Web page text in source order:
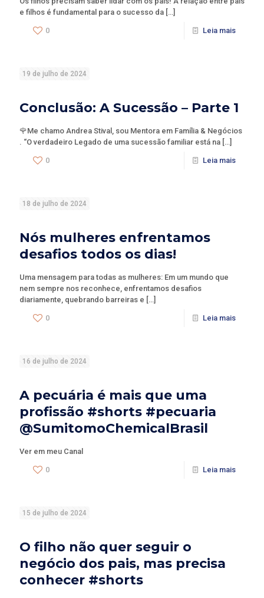
e filhos é fundamental para o sucesso da […]
0 Leia mais
19 de julho de 2024
Conclusão: A Sucessão – Parte 1
🌹Me chamo Andrea Stival, sou Mentora em Família & Negócios
. “O verdadeiro Legado de uma sucessão familiar está na […]
0 Leia mais
18 de julho de 2024
Nós mulheres enfrentamos
desafios todos os dias!
Uma mensagem para todas as mulheres: Em um mundo que
nem sempre nos reconhece, enfrentamos desafios
diariamente, quebrando barreiras e […]
0 Leia mais
16 de julho de 2024
A pecuária é mais que uma
profissão #shorts #pecuaria
@SumitomoChemicalBrasil
Ver em meu Canal
0 Leia mais
15 de julho de 2024
O filho não quer seguir o
negócio dos pais, mas precisa
conhecer #shorts